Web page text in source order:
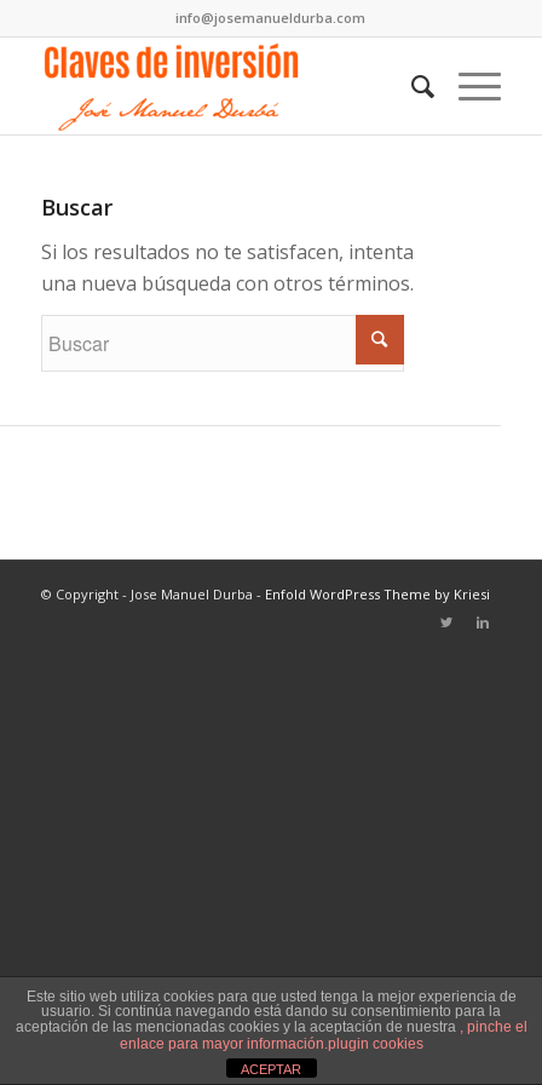
info@josemanueldurba.com
Buscar
Si los resultados no te satisfacen, intenta
una nueva búsqueda con otros términos.
© Copyright - Jose Manuel Durba - Enfold WordPress Theme by Kriesi
Este sitio web utiliza cookies para que usted tenga la mejor experiencia de
usuario. Si continúa navegando está dando su consentimiento para la
aceptación de las mencionadas cookies y la aceptación de nuestra , pinche el
enlace para mayor información.plugin cookies
ACEPTAR